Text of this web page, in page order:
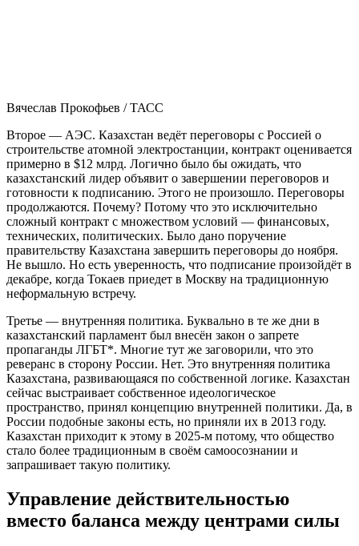
Вячеслав Прокофьев / ТАСС
Второе — АЭС. Казахстан ведёт переговоры с Россией о
строительстве атомной электростанции, контракт оценивается
примерно в $12 млрд. Логично было бы ожидать, что
казахстанский лидер объявит о завершении переговоров и
готовности к подписанию. Этого не произошло. Переговоры
продолжаются. Почему? Потому что это исключительно
сложный контракт с множеством условий — финансовых,
технических, политических. Было дано поручение
правительству Казахстана завершить переговоры до ноября.
Не вышло. Но есть уверенность, что подписание произойдёт в
декабре, когда Токаев приедет в Москву на традиционную
неформальную встречу.
Третье — внутренняя политика. Буквально в те же дни в
казахстанский парламент был внесён закон о запрете
пропаганды ЛГБТ*. Многие тут же заговорили, что это
реверанс в сторону России. Нет. Это внутренняя политика
Казахстана, развивающаяся по собственной логике. Казахстан
сейчас выстраивает собственное идеологическое
пространство, принял концепцию внутренней политики. Да, в
России подобные законы есть, но приняли их в 2013 году.
Казахстан приходит к этому в 2025-м потому, что общество
стало более традиционным в своём самоосознании и
запрашивает такую политику.
Управление действительностью
вместо баланса между центрами силы